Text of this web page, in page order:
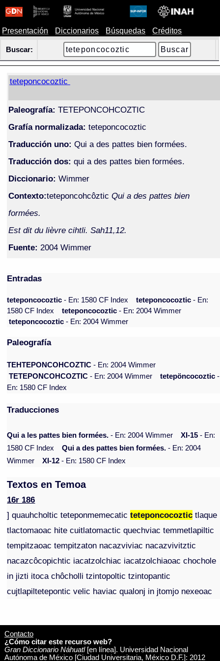
Presentación Diccionarios Búsquedas Créditos
Buscar:
teteponcocoztic
Paleografía: TETEPONCOHCOZTIC
Grafía normalizada: teteponcocoztic
Traducción uno: Qui a des pattes bien formées.
Traducción dos: qui a des pattes bien formées.
Diccionario: Wimmer
Contexto:teteponcohcôztic Qui a des pattes bien
formées.
Est dit du lièvre cihtli. Sah11,12.
Fuente: 2004 Wimmer
Entradas
teteponcocoztic- En: 1580 CF Index teteponcocoztic- En:
1580 CF Index
teteponcocoztic- En: 2004 Wimmer
teteponcocoztic- En: 2004 Wimmer
Paleografía
TEHTEPONCOHCOZTIC - En: 2004 Wimmer
TETEPONCOHCOZTIC - En: 2004 Wimmer tetepöncocoztic -
En: 1580 CF Index
Traducciones
Qui a les pattes bien formées. - En: 2004 Wimmer XI-15 - En:
1580 CF Index
Qui a des pattes bien formées. - En: 2004
Wimmer
XI-12 - En: 1580 CF Index
Textos en Temoa
16r 186
] quauhcholtic teteponmemecaticteteponcocoztic tlaque
tlactomaoac hite cuitlatomactic quechviac temmetlapiltic
tempitzaoac tempitzaton nacazviviac nacazvivitztic
nacazcôcopichtic iacatzolchiac iacatzolchiaoac chochole
in jizti itoca chôcholli tzintopoltic tzintopantic
cujtlapiltetepontic velic haviac qualonj in jtomjo nexeoac
Contacto
¿Cómo citar este recurso web?
Gran Diccionario Náhuatl[en línea]. Universidad Nacional
Autónoma de México [Ciudad Universitaria, México D.F.]: 2012